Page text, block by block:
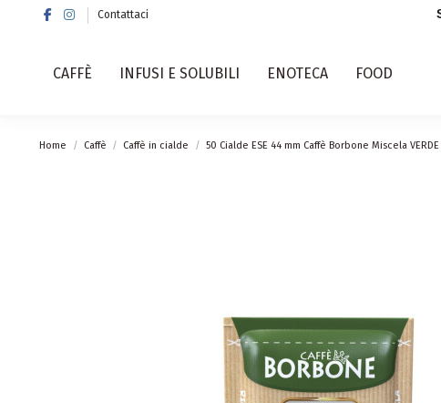
Contattaci
CAFFÈ INFUSI E SOLUBILI ENOTECA FOOD
Home Caffè Caffè in cialde 50 Cialde ESE 44 mm Caffè Borbone Miscela VERDE